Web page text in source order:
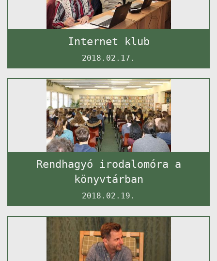
Internet klub
2018.02.17.
Rendhagyó irodalomóra a
könyvtárban
2018.02.19.